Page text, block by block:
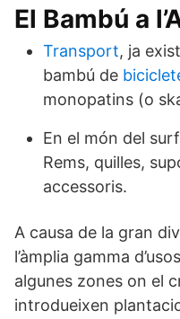
El Bambú a
Transport, ja
bambú de
monopatins (o
En el món del
Rems, quilles,
accessoris.
A causa de la gran
l’àmplia gamma
algunes zones on el
introdueixen